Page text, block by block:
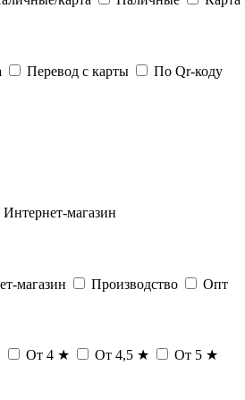
Перевод с карты По Qr-коду
Интернет-магазин
магазин Производство Опт
От 4 ★ От 4,5 ★ От 5 ★